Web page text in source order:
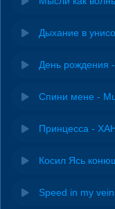
Дыхание в
День рождения
Спини мене -
Принцесса -
Косил Ясь
Speed in my